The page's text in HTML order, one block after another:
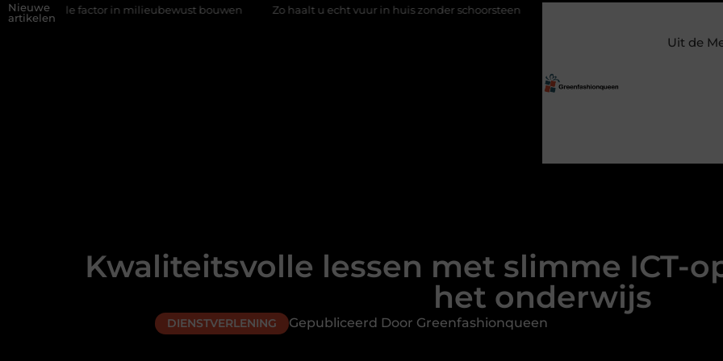
Nieuwe
artikelen
in milieubewust bouwen Zo haalt u echt vuur in huis zonder schoorsteen Een flexibele bijbaan met verantwoordelijkheid
Uit de
Kwaliteitsvolle lessen met slimme ICT-
het onderwijs
DIENSTVERLENING Gepubliceerd Door Greenfashionqueen